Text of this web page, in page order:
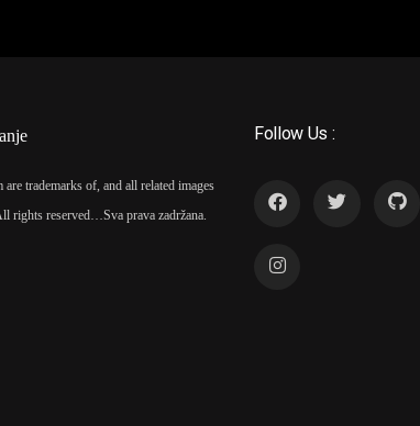
trademarks of, and all related images
rights reserved…Sva prava zadržana.
Follow Us :